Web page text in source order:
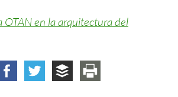
OTAN en la arquitectura del